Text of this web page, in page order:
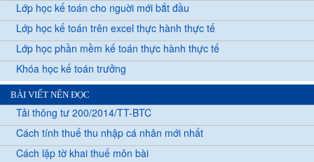
Lớp học kế toán cho nguời mới bắt đầu
Lớp học kế toán trên excel thực hành thực tế
Lớp học phần mềm kế toán thực hành thực tế
Khóa học kế toán trưởng
BÀI VIẾT NÊN ĐỌC
Tải thông tư 200/2014/TT-BTC
Cách tính thuế thu nhập cá nhân mới nhất
Cách lập tờ khai thuế môn bài